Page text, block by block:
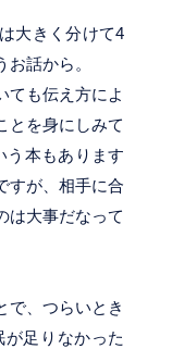
大きく分けて4
話から。
ても伝え方によ
とを身にしみて
う本もあります
すが、相手に合
は大事だなって
で、つらいとき
足りなかった